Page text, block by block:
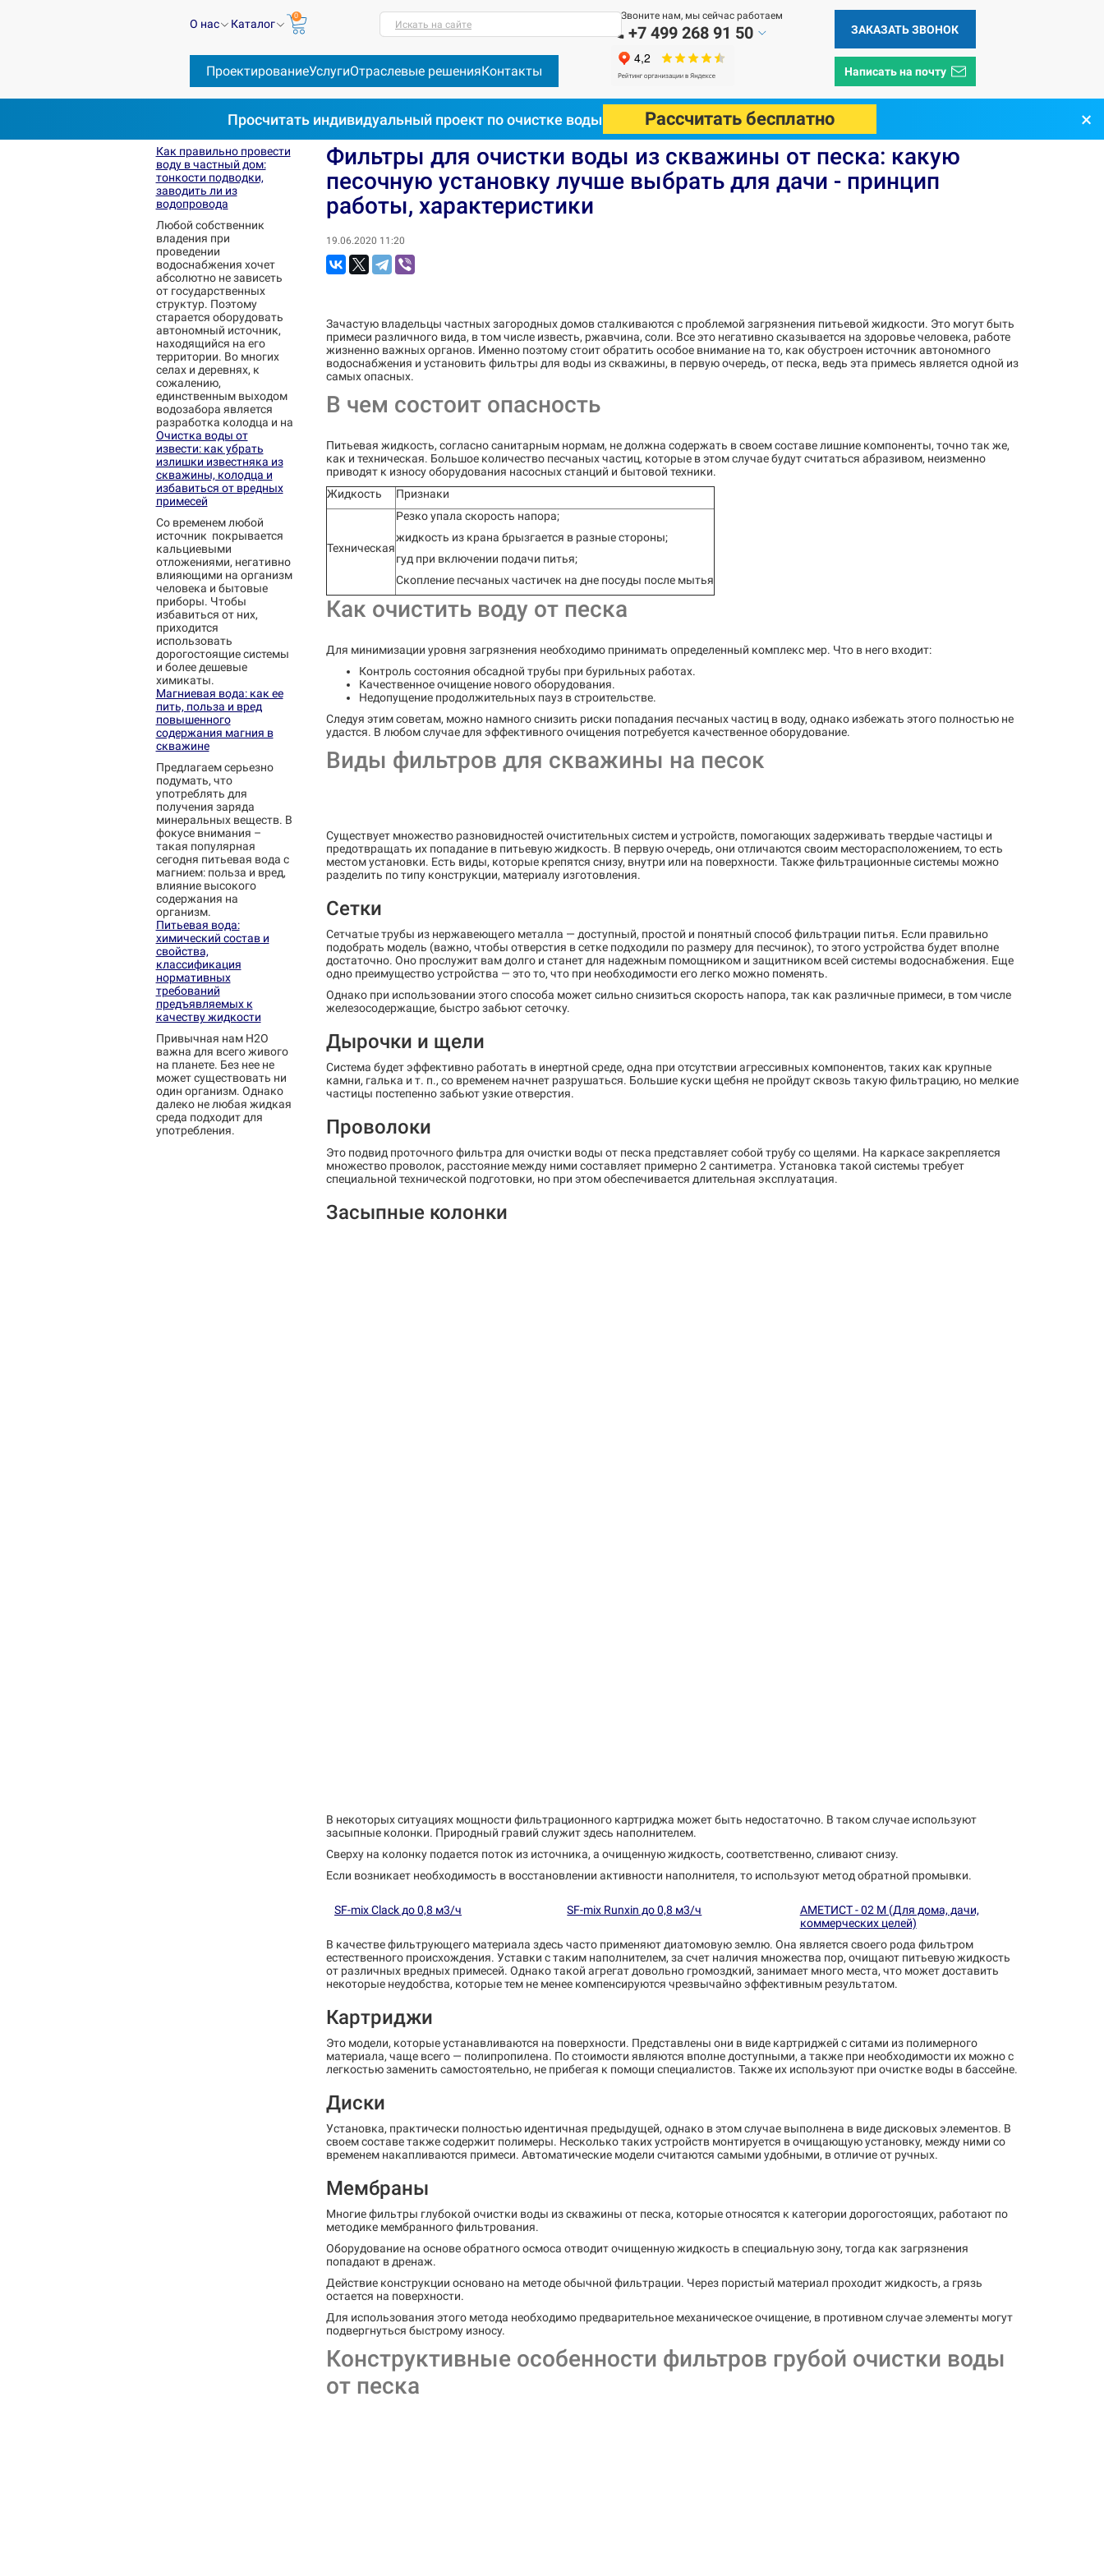
О нас Каталог
0
ПроектированиеУслугиОтраслевые решенияКонтакты
Звоните нам, мы сейчас работаем
+7 499 268 91 50 ЗАКАЗАТЬ ЗВОНОК
Написать на почту
Искать на сайте
Просчитать индивидуальный проект по очистке воды Рассчитать бесплатно ×
Фильтры для очистки воды из скважины от песка: какую песочную установку лучше выбрать для дачи - принцип работы, характеристики
Как правильно провести
воду в частный дом:
тонкости подводки,
заводить ли из
водопровода
Любой собственник
владения при
проведении
водоснабжения хочет
абсолютно не зависеть
от государственных
структур. Поэтому
старается оборудовать
автономный источник,
находящийся на его
территории. Во многих
селах и деревнях, к
сожалению,
единственным выходом
водозабора является
разработка колодца и на
Очистка воды от
извести: как убрать
излишки известняка из
скважины, колодца и
избавиться от вредных
примесей
Со временем любой
источник покрывается
кальциевыми
отложениями, негативно
влияющими на организм
человека и бытовые
приборы. Чтобы
избавиться от них,
приходится
использовать
дорогостоящие системы
и более дешевые
химикаты.
Магниевая вода: как ее
пить, польза и вред
повышенного
содержания магния в
скважине
Предлагаем серьезно
подумать, что
употреблять для
получения заряда
минеральных веществ. В
фокусе внимания –
такая популярная
сегодня питьевая вода с
магнием: польза и вред,
влияние высокого
содержания на
организм.
Питьевая вода:
химический состав и
свойства,
классификация
нормативных
требований
предъявляемых к
качеству жидкости
Привычная нам H2O
важна для всего живого
на планете. Без нее не
может существовать ни
один организм. Однако
далеко не любая жидкая
среда подходит для
употребления.
Фильтры для очистки воды из скважины от песка: какую
песочную установку лучше выбрать для дачи - принцип
работы, характеристики
19.06.2020 11:20
Зачастую владельцы частных загородных домов сталкиваются с проблемой загрязнения питьевой жидкости. Это могут быть
примеси различного вида, в том числе известь, ржавчина, соли. Все это негативно сказывается на здоровье человека, работе
жизненно важных органов. Именно поэтому стоит обратить особое внимание на то, как обустроен источник автономного
водоснабжения и установить фильтры для воды из скважины, в первую очередь, от песка, ведь эта примесь является одной из
самых опасных.
В чем состоит опасность
Питьевая жидкость, согласно санитарным нормам, не должна содержать в своем составе лишние компоненты, точно так же,
как и техническая. Большое количество песчаных частиц, которые в этом случае будут считаться абразивом, неизменно
приводят к износу оборудования насосных станций и бытовой техники.
Жидкость
Признаки
Техническая
Резко упала скорость напора;
жидкость из крана брызгается в разные стороны;
гуд при включении подачи питья;
Скопление песчаных частичек на дне посуды после мытья
Как очистить воду от песка
Для минимизации уровня загрязнения необходимо принимать определенный комплекс мер. Что в него входит:
Контроль состояния обсадной трубы при бурильных работах.
Качественное очищение нового оборудования.
Недопущение продолжительных пауз в строительстве.
Следуя этим советам, можно намного снизить риски попадания песчаных частиц в воду, однако избежать этого полностью не
удастся. В любом случае для эффективного очищения потребуется качественное оборудование.
Виды фильтров для скважины на песок
Существует множество разновидностей очистительных систем и устройств, помогающих задерживать твердые частицы и
предотвращать их попадание в питьевую жидкость. В первую очередь, они отличаются своим месторасположением, то есть
местом установки. Есть виды, которые крепятся снизу, внутри или на поверхности. Также фильтрационные системы можно
разделить по типу конструкции, материалу изготовления.
Сетки
Сетчатые трубы из нержавеющего металла — доступный, простой и понятный способ фильтрации питья. Если правильно
подобрать модель (важно, чтобы отверстия в сетке подходили по размеру для песчинок), то этого устройства будет вполне
достаточно. Оно прослужит вам долго и станет для надежным помощником и защитником всей системы водоснабжения. Еще
одно преимущество устройства — это то, что при необходимости его легко можно поменять.
Однако при использовании этого способа может сильно снизиться скорость напора, так как различные примеси, в том числе
железосодержащие, быстро забьют сеточку.
Дырочки и щели
Система будет эффективно работать в инертной среде, одна при отсутствии агрессивных компонентов, таких как крупные
камни, галька и т. п., со временем начнет разрушаться. Большие куски щебня не пройдут сквозь такую фильтрацию, но мелкие
частицы постепенно забьют узкие отверстия.
Проволоки
Это подвид проточного фильтра для очистки воды от песка представляет собой трубу со щелями. На каркасе закрепляется
множество проволок, расстояние между ними составляет примерно 2 сантиметра. Установка такой системы требует
специальной технической подготовки, но при этом обеспечивается длительная эксплуатация.
Засыпные колонки
В некоторых ситуациях мощности фильтрационного картриджа может быть недостаточно. В таком случае используют
засыпные колонки. Природный гравий служит здесь наполнителем.
Сверху на колонку подается поток из источника, а очищенную жидкость, соответственно, сливают снизу.
Если возникает необходимость в восстановлении активности наполнителя, то используют метод обратной промывки.
SF-mix Clack до 0,8 м3/ч SF-mix Runxin до 0,8 м3/ч
АМЕТИСТ - 02 М (Для дома, дачи,
коммерческих целей)
В качестве фильтрующего материала здесь часто применяют диатомовую землю. Она является своего рода фильтром
естественного происхождения. Уставки с таким наполнителем, за счет наличия множества пор, очищают питьевую жидкость
от различных вредных примесей. Однако такой агрегат довольно громоздкий, занимает много места, что может доставить
некоторые неудобства, которые тем не менее компенсируются чрезвычайно эффективным результатом.
Картриджи
Это модели, которые устанавливаются на поверхности. Представлены они в виде картриджей с ситами из полимерного
материала, чаще всего — полипропилена. По стоимости являются вполне доступными, а также при необходимости их можно с
легкостью заменить самостоятельно, не прибегая к помощи специалистов. Также их используют при очистке воды в бассейне.
Диски
Установка, практически полностью идентичная предыдущей, однако в этом случае выполнена в виде дисковых элементов. В
своем составе также содержит полимеры. Несколько таких устройств монтируется в очищающую установку, между ними со
временем накапливаются примеси. Автоматические модели считаются самыми удобными, в отличие от ручных.
Мембраны
Многие фильтры глубокой очистки воды из скважины от песка, которые относятся к категории дорогостоящих, работают по
методике мембранного фильтрования.
Оборудование на основе обратного осмоса отводит очищенную жидкость в специальную зону, тогда как загрязнения
попадают в дренаж.
Действие конструкции основано на методе обычной фильтрации. Через пористый материал проходит жидкость, а грязь
остается на поверхности.
Для использования этого метода необходимо предварительное механическое очищение, в противном случае элементы могут
подвергнуться быстрому износу.
Конструктивные особенности фильтров грубой очистки воды
от песка